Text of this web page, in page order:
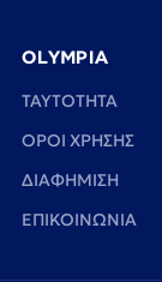
OLYMPIA
TAYTOTHTA
ΟΡΟΙ ΧΡΗΣΗΣ
ΔΙΑΦΗΜΙΣΗ
ΕΠΙΚΟΙΝΩΝΙΑ